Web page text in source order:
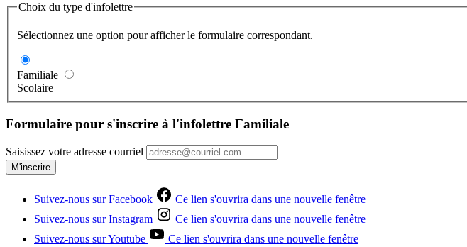
Choix du type d'infolettre
Sélectionnez une option pour afficher le formulaire correspondant.
Familiale
Scolaire
Formulaire pour s'inscrire à l'infolettre Familiale
Saisissez votre adresse courriel
M'inscrire
Suivez-nous sur Facebook
Ce lien s'ouvrira dans une nouvelle fenêtre
Suivez-nous sur Instagram
Ce lien s'ouvrira dans une nouvelle fenêtre
Suivez-nous sur Youtube
Ce lien s'ouvrira dans une nouvelle fenêtre